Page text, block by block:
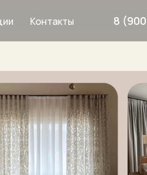
8
Услуги
Контакты